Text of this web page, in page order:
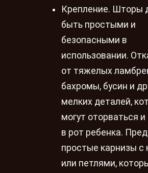
Крепление. Шторы
быть простыми и
безопасными в
использовании.
от тяжелых
бахромы, бусин и
мелких деталей,
могут оторваться
в рот ребенка.
простые карнизы с
или петлями,